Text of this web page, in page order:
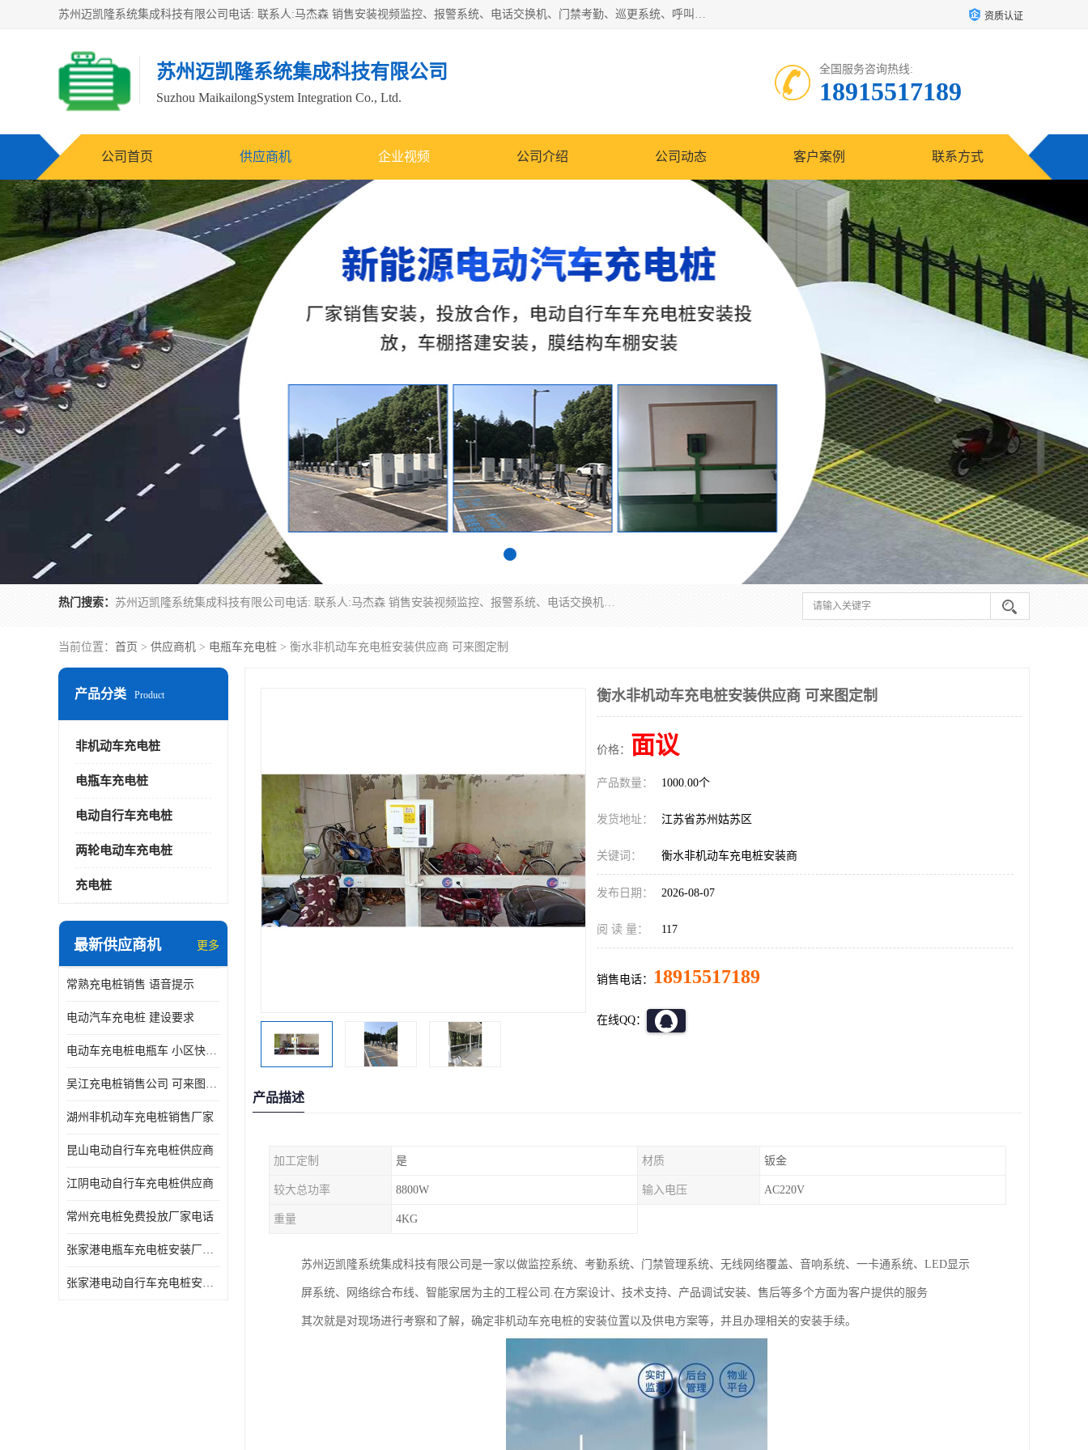
苏州迈凯隆系统集成科技有限公司电话: 联系人:马杰森 销售安装视频监控、报警系统、电话交换机、门禁考勤、巡更系统、呼叫对讲系统、停车场道闸、智能家居、广播系统、综合布线、办公设备、电子商务软件、网络工程、酒店门锁系列 系统集成、VOD视频点播、LED显示屏、节能产品、USP电源、收银机等弱电及智能化项目。 资质认证
苏州迈凯隆系统集成科技有限公司
Suzhou MaikailongSystem Integration Co., Ltd.
全国服务咨询热线:
18915517189
公司首页 供应商机 企业视频 公司介绍 公司动态 客户案例 联系方式
热门搜索： 苏州迈凯隆系统集成科技有限公司电话: 联系人:马杰森 销售安装视频监控、报警系统、电话交换机、门禁考勤、巡更系统、呼叫对讲系统、停车场道闸、智能家居、广播系统、综合布线、办公设备、电子商务软件、网络工程、酒店门锁系列 系统集成、VOD视频点播、LED显示屏、节能产品、USP电源、收银机等弱电及智能化项目。
当前位置： 首页 > 供应商机 > 电瓶车充电桩 > 衡水非机动车充电桩安装供应商 可来图定制
产品分类 Product
非机动车充电桩
电瓶车充电桩
电动自行车充电桩
两轮电动车充电桩
充电桩
最新供应商机 更多
常熟充电桩销售 语音提示
电动汽车充电桩 建设要求
电动车充电桩电瓶车 小区快速电动自行车充电站
吴江充电桩销售公司 可来图定制
湖州非机动车充电桩销售厂家
昆山电动自行车充电桩供应商
江阴电动自行车充电桩供应商
常州充电桩免费投放厂家电话
张家港电瓶车充电桩安装厂家电话
张家港电动自行车充电桩安装供货商
衡水非机动车充电桩安装供应商 可来图定制
价格： 面议
产品数量： 1000.00个
发货地址： 江苏省苏州姑苏区
关键词： 衡水非机动车充电桩安装商
发布日期： 2026-08-07
阅 读 量： 117
销售电话： 18915517189
在线QQ：
产品描述
加工定制 是 材质 钣金
较大总功率 8800W 输入电压 AC220V
重量 4KG
苏州迈凯隆系统集成科技有限公司是一家以做监控系统、考勤系统、门禁管理系统、无线网络覆盖、音响系统、一卡通系统、LED显示
屏系统、网络综合布线、智能家居为主的工程公司.在方案设计、技术支持、产品调试安装、售后等多个方面为客户提供的服务
其次就是对现场进行考察和了解，确定非机动车充电桩的安装位置以及供电方案等，并且办理相关的安装手续。